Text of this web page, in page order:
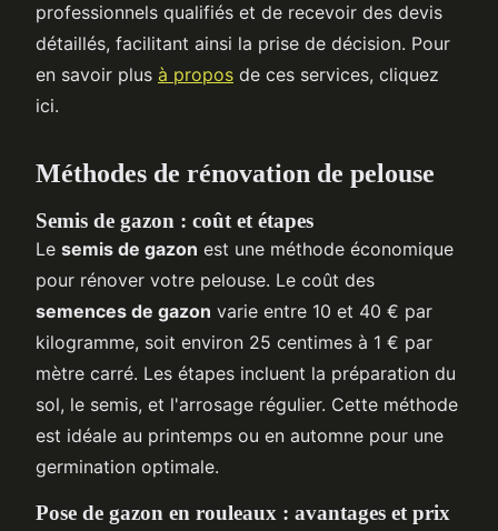
professionnels qualifiés et de recevoir des devis
détaillés, facilitant ainsi la prise de décision. Pour
en savoir plus à propos de ces services, cliquez
ici.
Méthodes de rénovation de pelouse
Semis de gazon : coût et étapes
Le semis de gazon est une méthode économique
pour rénover votre pelouse. Le coût des
semences de gazon varie entre 10 et 40 € par
kilogramme, soit environ 25 centimes à 1 € par
mètre carré. Les étapes incluent la préparation du
sol, le semis, et l'arrosage régulier. Cette méthode
est idéale au printemps ou en automne pour une
germination optimale.
Pose de gazon en rouleaux : avantages et prix